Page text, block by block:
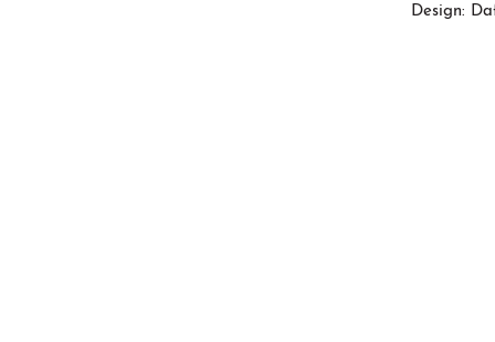
Design: